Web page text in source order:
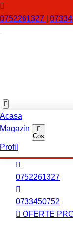
0752261327
Acasa
Magazin
Cos
Profil
0752261327
0733450752
OFERTE